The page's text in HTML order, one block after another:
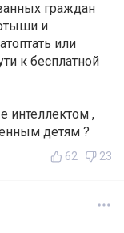
граждан
и
или
к бесплатной
интеллектом ,
детям ?
62 23